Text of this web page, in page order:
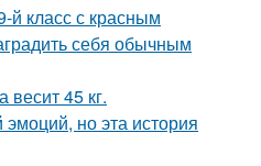
й класс с красным
себя обычным
45 кг.
но эта история